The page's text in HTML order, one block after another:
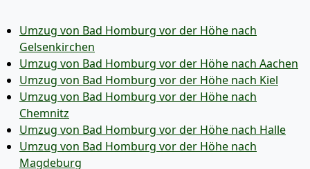
Umzug von Bad Homburg vor der Höhe nach
Gelsenkirchen
Umzug von Bad Homburg vor der Höhe nach Aachen
Umzug von Bad Homburg vor der Höhe nach Kiel
Umzug von Bad Homburg vor der Höhe nach
Chemnitz
Umzug von Bad Homburg vor der Höhe nach Halle
Umzug von Bad Homburg vor der Höhe nach
Magdeburg